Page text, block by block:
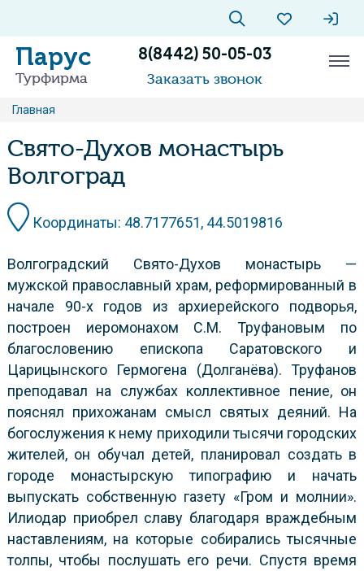
Парус
Турфирма
8(8442) 50-05-03
Заказать звонок
Главная
Свято-Духов монастырь
Волгоград
Координаты: 48.7177651, 44.5019816
Волгоградский Свято-Духов монастырь —
мужской православный храм, реформированный в
начале 90-х годов из архиерейского подворья,
построен иеромонахом С.М. Труфановым по
благословению епископа Саратовского и
Царицынского Гермогена (Долганёва). Труфанов
преподавал на службах коллективное пение, он
пояснял прихожанам смысл святых деяний. На
богослужения к нему приходили тысячи городских
жителей, он обучал детей, планировал создать в
городе монастырскую типографию и начать
выпускать собственную газету «Гром и молнии».
Илиодар приобрел славу благодаря враждебным
наставлениям, на которые собирались тысячные
толпы, чтобы послушать его речи. Спустя время